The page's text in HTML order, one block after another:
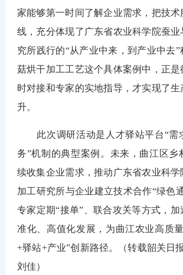
家能够第一时间了解企业需求，把技术
线，充分体现了广东省农业科学院蚕
究所践行的“从产业中来，到产业中去
菇烘干加工工艺这个具体案例中，正是
时对接和专家的实地指导，才实现了
升。
此次调研活动是人才驿站平台“需
务”机制的典型案例。未来，曲江区乡
续收集企业需求，推动广东省农业科学
加工研究所与企业建立技术合作“绿色
专家定期“接单”、联合攻关等方式，
准化、高值化发展，为曲江农业高质
+驿站+产业”创新路径。（转载韶关日
刘佳）